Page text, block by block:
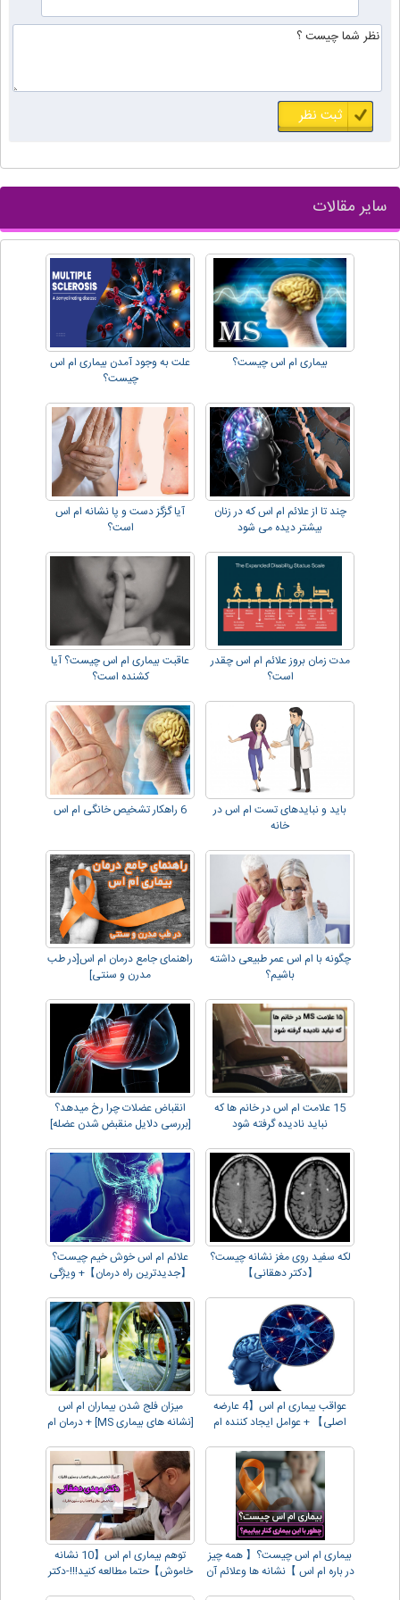
سایر مقالات
بیماری ام اس چیست؟
علت به وجود آمدن بیماری ام اس
چیست؟
چند تا از علائم ام اس که در زنان
بیشتر دیده می شود
آیا گزگز دست و پا نشانه ام اس
است؟
مدت زمان بروز علائم ام اس چقدر
است؟
عاقبت بیماری ام اس چیست؟ آیا
کشنده است؟
باید و نبایدهای تست ام اس در
خانه
6 راهکار تشخیص خانگی ام اس
چگونه با ام اس عمر طبیعی داشته
باشیم؟
راهنمای جامع درمان ام اس[در طب
مدرن و سنتی]
15 علامت ام اس در خانم ها که
نباید نادیده گرفته شود
انقباض عضلات چرا رخ میدهد؟
[بررسی دلایل منقبض شدن عضله]
لکه سفید روی مغز نشانه چیست؟
【دکتر دهقانی】
علائم ام اس خوش خیم چیست؟
【جدیدترین راه درمان】+ ویژگی
عواقب بیماری ام اس【4 عارضه
اصلی】 + عوامل ایجاد کننده ام
میزان فلج شدن بیماران ام اس
[نشانه های بیماری MS] + درمان ام
بیماری ام اس چیست؟【 همه چیز
در باره ام اس 】نشانه ها وعلائم آن
توهم بیماری ام اس【10 نشانه
خاموش】حتما مطالعه کنید!!!-دکتر